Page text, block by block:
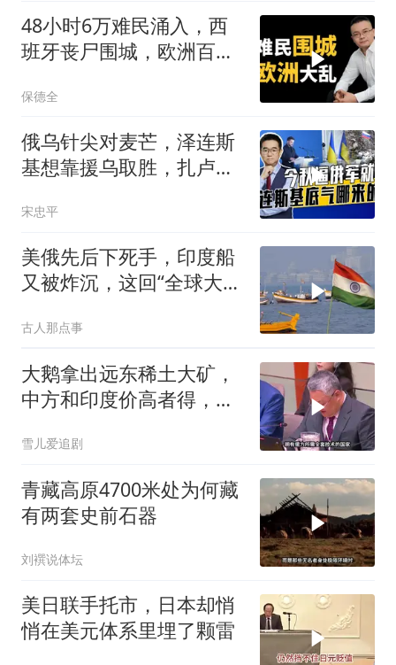
48小时6万难民涌入，西
班牙丧尸围城，欧洲百年
保德全
俄乌针尖对麦芒，泽连斯
基想靠援乌取胜，扎卢日
宋忠平
美俄先后下死手，印度船
又被炸沉，这回“全球大
古人那点事
大鹅拿出远东稀土大矿，
中方和印度价高者得，背
雪儿爱追剧
青藏高原4700米处为何藏
有两套史前石器
刘襈说体坛
美日联手托市，日本却悄
悄在美元体系里埋了颗雷